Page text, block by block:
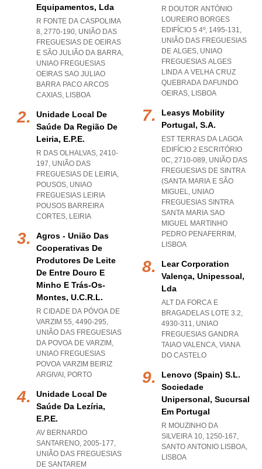
Equipamentos, Lda
R FONTE DA CASPOLIMA
8, 2770-190, UNIÃO DAS
FREGUESIAS DE OEIRAS
E SÃO JULIÃO DA BARRA,
UNIAO FREGUESIAS
OEIRAS SAO JULIAO
BARRA PACO ARCOS
CAXIAS, LISBOA
Unidade Local De
Saúde Da Região De
Leiria, E.p.e.
R DAS OLHALVAS, 2410-
197, UNIÃO DAS
FREGUESIAS DE LEIRIA,
POUSOS, UNIAO
FREGUESIAS LEIRIA
POUSOS BARREIRA
CORTES, LEIRIA
Agros - União Das
Cooperativas De
Produtores De Leite
De Entre Douro E
Minho E Trás-Os-
Montes, U.c.r.l.
R CIDADE DA PÓVOA DE
VARZIM 55, 4490-295,
UNIÃO DAS FREGUESIAS
DA POVOA DE VARZIM ,
UNIAO FREGUESIAS
POVOA VARZIM BEIRIZ
ARGIVAI , PORTO
Unidade Local De
Saúde Da Lezíria,
E.p.e.
AV BERNARDO
SANTARENO, 2005-177,
UNIÃO DAS FREGUESIAS
DE SANTAREM
R DOUTOR ANTÓNIO
LOUREIRO BORGES
EDIFÍCIO 5 4º, 1495-131,
UNIÃO DAS FREGUESIAS
DE ALGES, UNIAO
FREGUESIAS ALGES
LINDA A VELHA CRUZ
QUEBRADA DAFUNDO
OEIRAS, LISBOA
Leasys Mobility
Portugal, S.a.
EST TERRAS DA LAGOA
EDIFÍCIO 2 ESCRITÓRIO
0C, 2710-089, UNIÃO DAS
FREGUESIAS DE SINTRA
(SANTA MARIA E SÃO
MIGUEL, UNIAO
FREGUESIAS SINTRA
SANTA MARIA SAO
MIGUEL MARTINHO
PEDRO PENAFERRIM ,
LISBOA
Lear Corporation
Valença, Unipessoal,
Lda
ALT DA FORCA E
BRAGADELAS LOTE 3.2,
4930-311, UNIAO
FREGUESIAS GANDRA
TAIAO VALENCA, VIANA
DO CASTELO
Lenovo (spain) S.l.
Sociedade
Unipersonal, Sucursal
Em Portugal
R MOUZINHO DA
SILVEIRA 10, 1250-167,
SANTO ANTONIO LISBOA,
LISBOA